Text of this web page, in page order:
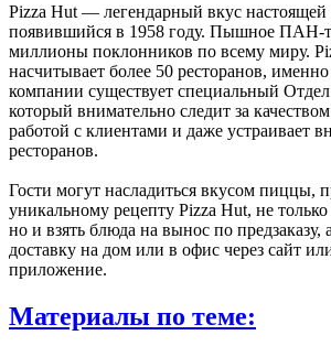
Pizza Hut — легендарный вкус
появившийся в 1958 году. Пышное ПАН-
миллионы поклонников по всему миру.
насчитывает более 50 ресторанов,
компании существует специальный
который внимательно следит за
работой с клиентами и даже устраивает
ресторанов.
Гости могут насладиться вкусом пиццы,
уникальному рецепту Pizza Hut, не
но и взять блюда на вынос по предзаказу,
доставку на дом или в офис через сайт
приложение.
Материалы по теме: